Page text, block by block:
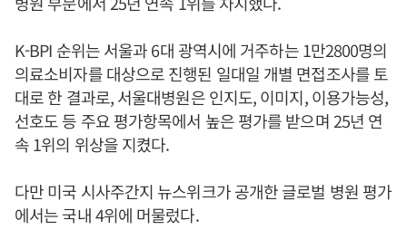
K-BPI 순위는 서울과 6대 광역시에 거주하는 1만2800명의
의료소비자를 대상으로 진행된 일대일 개별 면접조사를 토
대로 한 결과로, 서울대병원은 인지도, 이미지, 이용가능성,
선호도 등 주요 평가항목에서 높은 평가를 받으며 25년 연
속 1위의 위상을 지켰다.
다만 미국 시사주간지 뉴스위크가 공개한 글로벌 병원 평가
에서는 국내 4위에 머물렀다.